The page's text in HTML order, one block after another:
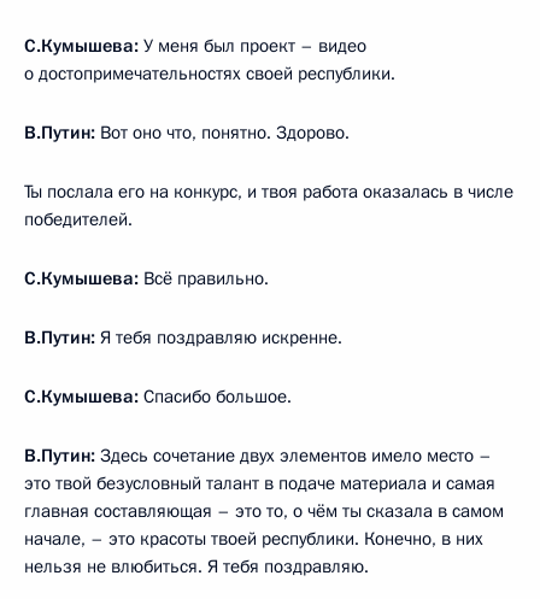
С.Кумышева: У меня был проект – видео
о достопримечательностях своей республики.
В.Путин: Вот оно что, понятно. Здорово.
Ты послала его на конкурс, и твоя работа оказалась в числе
победителей.
С.Кумышева: Всё правильно.
В.Путин: Я тебя поздравляю искренне.
С.Кумышева: Спасибо большое.
В.Путин: Здесь сочетание двух элементов имело место –
это твой безусловный талант в подаче материала и самая
главная составляющая – это то, о чём ты сказала в самом
начале, – это красоты твоей республики. Конечно, в них
нельзя не влюбиться. Я тебя поздравляю.